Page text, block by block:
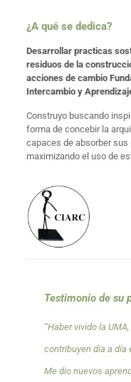
¿A qué se dedica?
Desarrollar practicas
residuos de la
acciones de cambio
Intercambio y
Construyo buscando
forma de concebir la
capaces de absorber
maximizando el uso de
Testimonio de su
“Haber vivido la
contribuyen día a día
Me dio nuevos